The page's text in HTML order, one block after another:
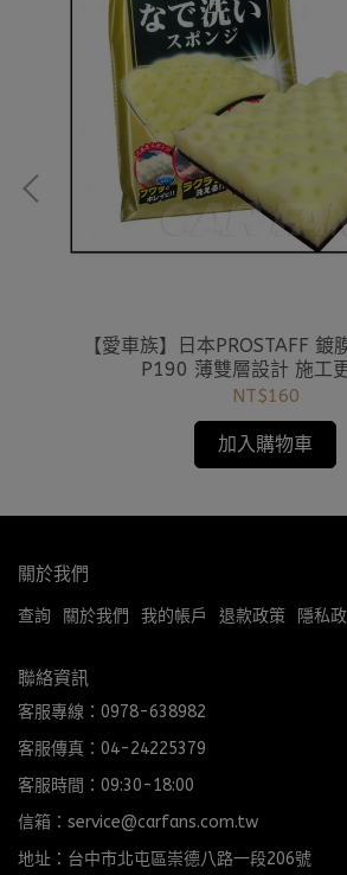
【愛車族】日本PROSTAFF 鍍
P190 薄雙層設計 施工
NT$160
加入購物車
關於我們
查詢 關於我們 我的帳戶 退款政策 隱私
聯絡資訊
客服專線：0978-638982
客服傳真：04-24225379
客服時間：09:30-18:00
信箱：service@carfans.com.tw
地址：台中市北屯區崇德八路一段206號